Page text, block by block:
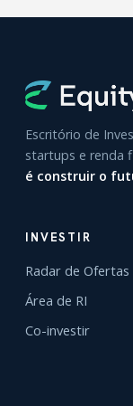
Escritório de
startups e renda
é construir o
INVESTIR
Radar de Ofertas
Área de RI
Co-investir